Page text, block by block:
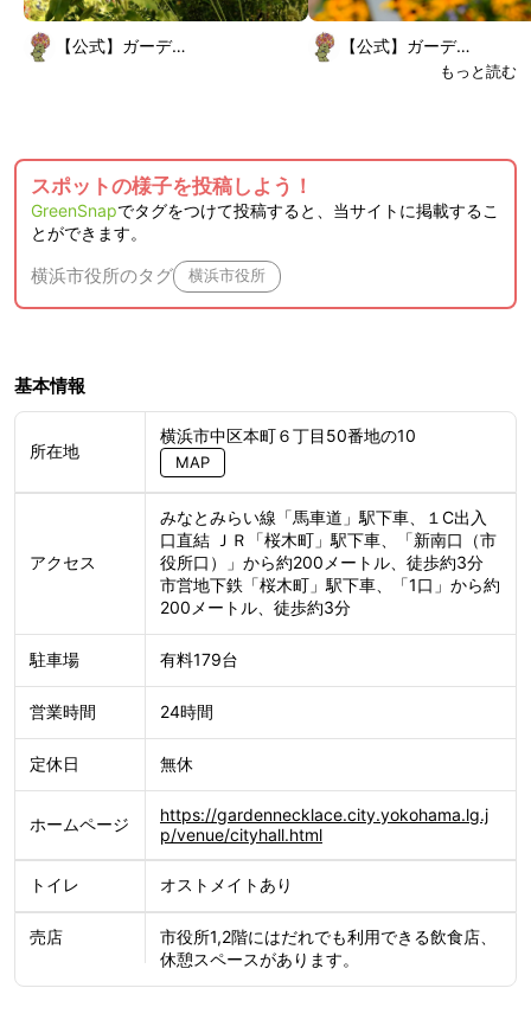
【公式】ガーデンネックレス横浜 【公式】ガーデンネックレス横浜
もっと読む
スポットの様子を投稿しよう！
GreenSnapでタグをつけて投稿すると、当サイトに掲載するこ
とができます。
横浜市役所のタグ 横浜市役所
基本情報
所在地
横浜市中区本町６丁目50番地の10
MAP
アクセス
みなとみらい線「馬車道」駅下車、１C出入
口直結 ＪＲ「桜木町」駅下車、「新南口（市
役所口）」から約200メートル、徒歩約3分
市営地下鉄「桜木町」駅下車、「1口」から約
200メートル、徒歩約3分
駐車場 有料179台
営業時間 24時間
定休日 無休
ホームページ
https://gardennecklace.city.yokohama.lg.j
p/venue/cityhall.html
トイレ オストメイトあり
売店
市役所1,2階にはだれでも利用できる飲食店、
休憩スペースがあります。